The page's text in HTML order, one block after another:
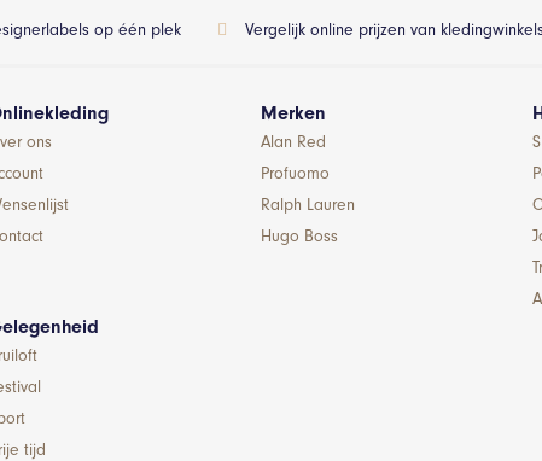
op één plek Vergelijk online prijzen van
ons
Merken
Alan Red
Profuomo
Ralph Lauren
Hugo Boss
tijd